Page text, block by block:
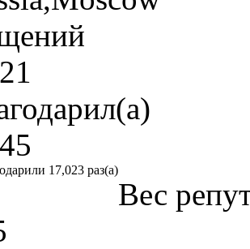
17,023 раз(а)
Вес